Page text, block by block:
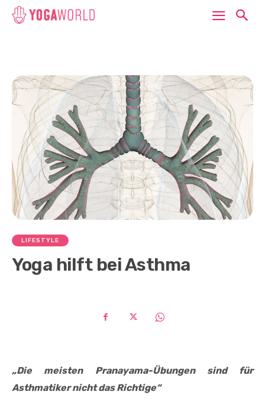
LIFESTYLE
Yoga hilft bei Asthma
„Die meisten Pranayama-Übungen sind für
Asthmatiker nicht das Richtige“